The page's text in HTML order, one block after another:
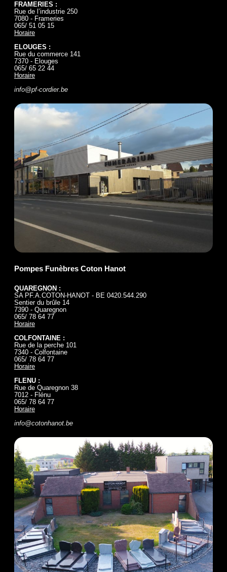
FRAMERIES :
Rue de l’industrie 250
7080 - Frameries
065/ 51 05 15
Horaire
ELOUGES :
Rue du commerce 141
7370 - Elouges
065/ 65 22 44
Horaire
info@pf-cordier.be
Pompes Funèbres Coton Hanot
QUAREGNON :
SA PF.A.COTON-HANOT - BE 0420.544.290
Sentier du brûle 14
7390 - Quaregnon
065/ 78 64 77
Horaire
COLFONTAINE :
Rue de la perche 101
7340 - Colfontaine
065/ 78 64 77
Horaire
FLENU :
Rue de Quaregnon 38
7012 - Flénu
065/ 78 64 77
Horaire
info@cotonhanot.be